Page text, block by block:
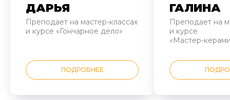
ДАРЬЯ
Преподает на мастер-классах
и курсе «Гончарное дело»
ПОДРОБНЕЕ
ГАЛИНА
Преподает на
и курсе
«Мастер-